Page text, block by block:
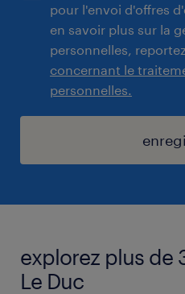
pour l'envoi d'offres
en savoir plus sur la
personnelles,
concernant le
personnelles.
explorez plus de
Le Duc